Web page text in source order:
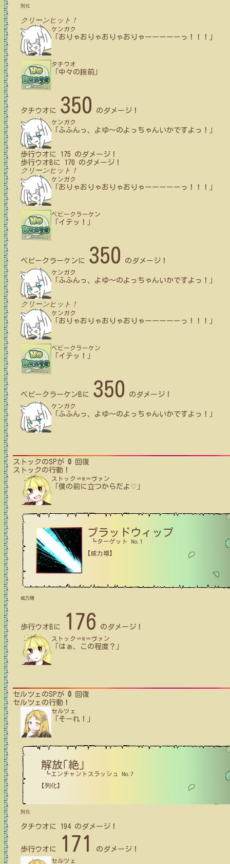
列化
クリーンヒット！
ケンガク
「おりゃおりゃおりゃおりゃーーーーーっ！！！」
タチウオ
「中々の腕前」
タチウオ に 350 のダメージ！
ケンガク
「ふふんっ、よゆ～のよっちゃんいかですよっ！」
歩行ウオ に 175 のダメージ！
歩行ウオB に 170 のダメージ！
クリーンヒット！
ケンガク
「おりゃおりゃおりゃおりゃーーーーーっ！！！」
ベビークラーケン
「イテッ！」
ベビークラーケン に 350 のダメージ！
ケンガク
「ふふんっ、よゆ～のよっちゃんいかですよっ！」
クリーンヒット！
ケンガク
「おりゃおりゃおりゃおりゃーーーーーっ！！！」
ベビークラーケン
「イテッ！」
ベビークラーケンB に 350 のダメージ！
ケンガク
「ふふんっ、よゆ～のよっちゃんいかですよっ！」
ストック のSPが 0 回復
ストック の行動！
ストック＝K＝ヴァン
「僕の前に立つからだよ♡」
ブラッドウィップ
┗ターゲット No.1
【威力増】
威力増
歩行ウオB に 176 のダメージ！
ストック＝K＝ヴァン
「はぁ、この程度？」
セルツェ のSPが 0 回復
セルツェ の行動！
セルツェ
「そーれ！」
解放｢絶｣
┗エンチャントスラッシュ No.7
【列化】
列化
タチウオ に 194のダメージ！
歩行ウオ に 171 のダメージ！
セルツェ